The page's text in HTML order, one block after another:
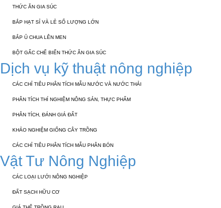
THỨC ĂN GIA SÚC
BẮP HẠT SỈ VÀ LẺ SỐ LƯỢNG LỚN
BẮP Ủ CHUA LÊN MEN
BỘT GẤC CHẾ BIẾN THỨC ĂN GIA SÚC
Dịch vụ kỹ thuật nông nghiệp
CÁC CHỈ TIÊU PHÂN TÍCH MẪU NƯỚC VÀ NƯỚC THẢI
PHÂN TÍCH THÍ NGHIỆM NÔNG SẢN, THỰC PHẨM
PHÂN TÍCH, ĐÁNH GIÁ ĐẤT
KHẢO NGHIỆM GIỐNG CÂY TRỒNG
CÁC CHỈ TIÊU PHÂN TÍCH MẪU PHÂN BÓN
Vật Tư Nông Nghiệp
CÁC LOẠI LƯỚI NÔNG NGHIỆP
ĐẤT SẠCH HỮU CƠ